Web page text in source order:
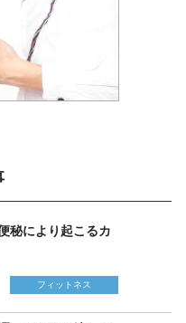
秘により起こるカ
フィットネス